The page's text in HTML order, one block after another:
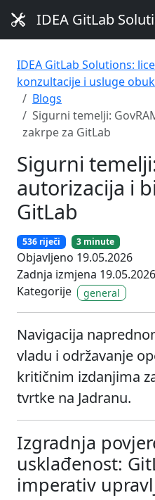
IDEA GitLab
IDEA GitLab Solutions:
konzultacije i usluge
Blogs
Sigurni temelji:
zakrpe za GitLab
Sigurni
autorizacija i
GitLab
536 riječi 3 minute
Objavljeno 19.05.2026
Zadnja izmjena 19.05.2026
Kategorije
general
Navigacija
vladu i održavanje
kritičnim izdanjima
tvrtke na Jadranu.
Izgradnja
usklađenost:
imperativ